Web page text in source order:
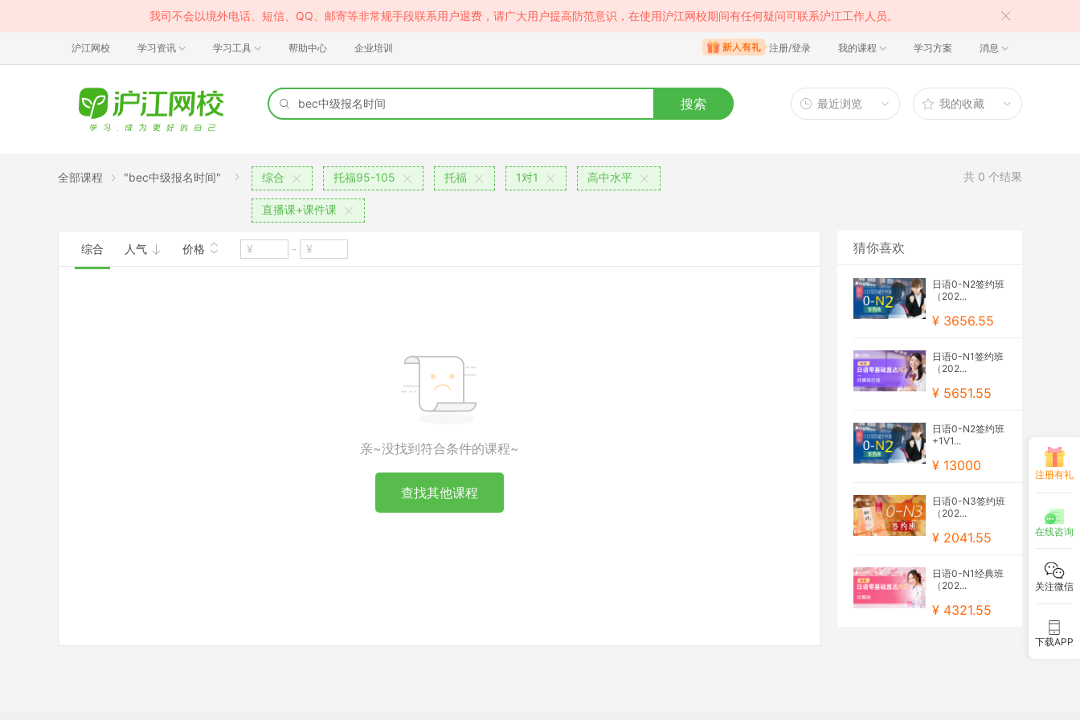
我司不会以境外电话、短信、QQ、邮寄等非常规手段联系用户退费，请广大用户提高防范意识，在使用沪江网校期间有任何疑问可联系沪江工作人员。
沪江网校 学习资讯 学习工具 帮助中心 企业培训 注册/登录 我的课程 学习方案 消息
搜索 最近浏览 我的收藏
全部课程 "bec中级报名时间" 综合 托福95-105 托福 1对1 高中水平
直播课+课件课
共 0 个结果
综合 人气 价格 -
亲~没找到符合条件的课程~
查找其他课程
猜你喜欢
日语0-N2签约班
（202...
¥ 3656.55
日语0-N1签约班
（202...
¥ 5651.55
日语0-N2签约班
+1V1...
¥ 13000
日语0-N3签约班
（202...
¥ 2041.55
日语0-N1经典班
（202...
¥ 4321.55
注册有礼
在线咨询
关注微信
下载APP